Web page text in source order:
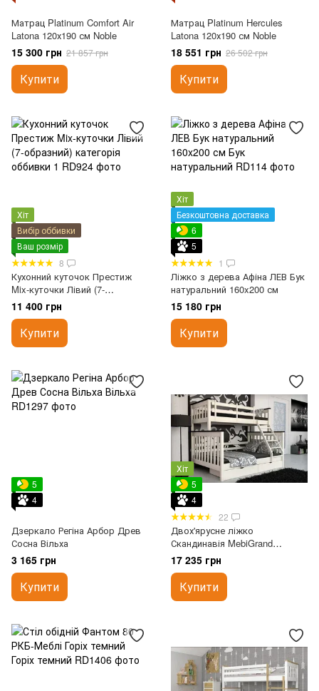
Матрац Platinum Comfort Air
Latona 120х190 см Noble
15 300 грн 21 857 грн
Купити
Матрац Platinum Hercules
Latona 120х190 см Noble
18 551 грн 26 502 грн
Купити
Хіт
Вибір оббивки
Ваш розмір
8
Кухонний куточок Престиж
Mix-куточки Лівий (7-
образний) категорія оббивки 1
11 400 грн
Купити
Хіт
Безкоштовна доставка
6
5
1
Ліжко з дерева Афіна ЛЕВ Бук
натуральний 160x200 см
15 180 грн
Купити
5
4
Дзеркало Регіна Арбор Древ
Сосна Вільха
3 165 грн
Купити
Хіт
5
4
22
Двох'ярусне ліжко
Скандинавія MebiGrand
120х80х190 см Горіх темний
17 235 грн
Купити